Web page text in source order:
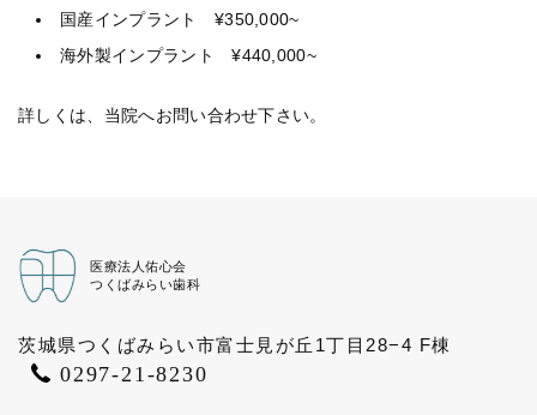
国産インプラント ¥350,000~
海外製インプラント ¥440,000~
詳しくは、当院へお問い合わせ下さい。
医療法人佑心会
つくばみらい歯科
茨城県つくばみらい市富士見が丘1丁目28−4 F棟
0297-21-8230